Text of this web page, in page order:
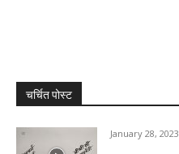
चर्चित पोस्ट
January 28, 2023